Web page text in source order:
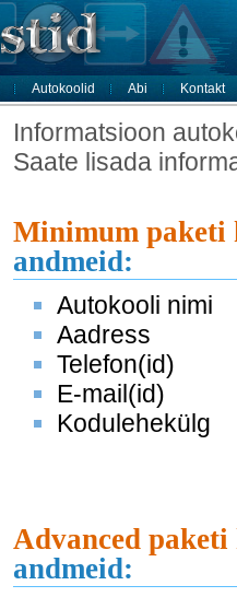
Autokoolid Abi Kontakt
Informatsioon
Saate lisada
Minimum paketi
andmeid:
Autokooli nimi
Aadress
Telefon(id)
E-mail(id)
Kodulehekülg
Advanced paketi
andmeid: